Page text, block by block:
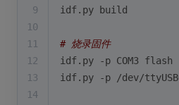
9
idf.py build
10
11
# 烧录固件
12
idf.py -p COM3 flash
13
idf.py -p /dev/
14